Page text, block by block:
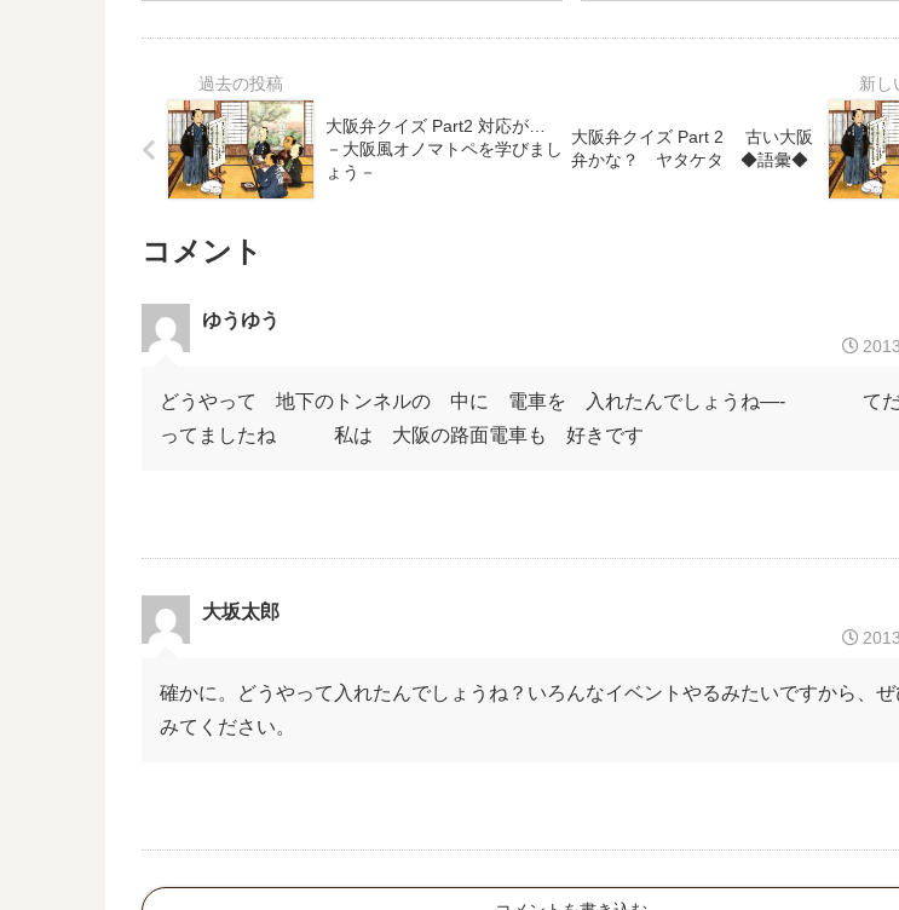
大阪弁クイズ Part2 対応が…
－大阪風オノマトペを学びまし
ょう－
大阪弁クイズ Part 2 古い大阪
弁かな？ ヤタケタ ◆語彙◆
コメント
ゆうゆう
どうやって 地下のトンネルの 中に 電車を 入れたんでしょうね—- て
ってましたね 私は 大阪の路面電車も 好きです
大坂太郎
確かに。どうやって入れたんでしょうね？いろんなイベントやるみたいですから、ぜ
みてください。